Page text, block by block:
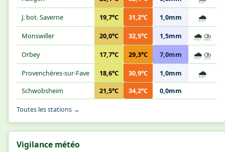
J. bot. Saverne 19,7°C 31,2°C 1,0mm 🌧️
Monswiller 20,0°C 32,5°C 1,5mm 🌧️ ⛈️
Orbey 17,7°C 29,3°C 7,0mm 🌧️ ⛈️
Provenchères-sur-Fave 18,6°C 30,9°C 1,0mm 🌧️
Schwobsheim 21,5°C 34,2°C 0,0mm
Toutes les stations →
Vigilance météo